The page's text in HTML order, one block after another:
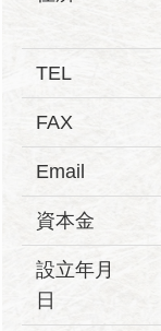
TEL
FAX
Email
資本金
設立年月
日